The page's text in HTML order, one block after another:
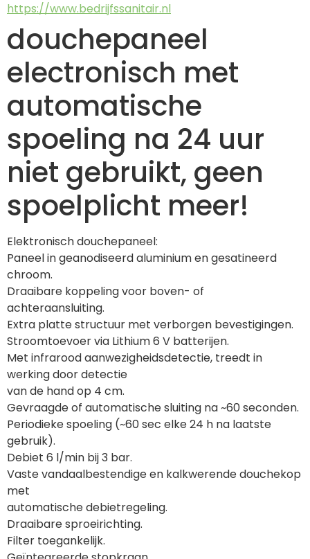
https://www.bedrijfssanitair.nl
douchepaneel
electronisch met
automatische
spoeling na 24 uur
niet gebruikt, geen
spoelplicht meer!
Elektronisch douchepaneel:
Paneel in geanodiseerd aluminium en gesatineerd
chroom.
Draaibare koppeling voor boven- of
achteraansluiting.
Extra platte structuur met verborgen bevestigingen.
Stroomtoevoer via Lithium 6 V batterijen.
Met infrarood aanwezigheidsdetectie, treedt in
werking door detectie
van de hand op 4 cm.
Gevraagde of automatische sluiting na ~60 seconden.
Periodieke spoeling (~60 sec elke 24 h na laatste
gebruik).
Debiet 6 l/min bij 3 bar.
Vaste vandaalbestendige en kalkwerende douchekop
met
automatische debietregeling.
Draaibare sproeirichting.
Filter toegankelijk.